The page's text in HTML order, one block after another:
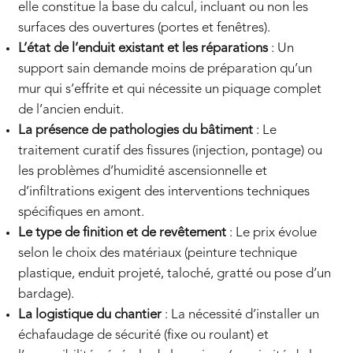
elle constitue la base du calcul, incluant ou non les
surfaces des ouvertures (portes et fenêtres).
L’état de l’enduit existant et les réparations : Un
support sain demande moins de préparation qu’un
mur qui s’effrite et qui nécessite un piquage complet
de l’ancien enduit.
La présence de pathologies du bâtiment : Le
traitement curatif des fissures (injection, pontage) ou
les problèmes d’humidité ascensionnelle et
d’infiltrations exigent des interventions techniques
spécifiques en amont.
Le type de finition et de revêtement : Le prix évolue
selon le choix des matériaux (peinture technique
plastique, enduit projeté, taloché, gratté ou pose d’un
bardage).
La logistique du chantier: La nécessité d’installer un
échafaudage de sécurité (fixe ou roulant) et